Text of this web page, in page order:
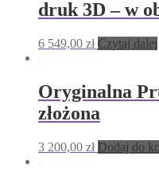
druk 3D – w
6 549,00 zł Czytaj dalej
Oryginalna
złożona
3 200,00 zł Dodaj do